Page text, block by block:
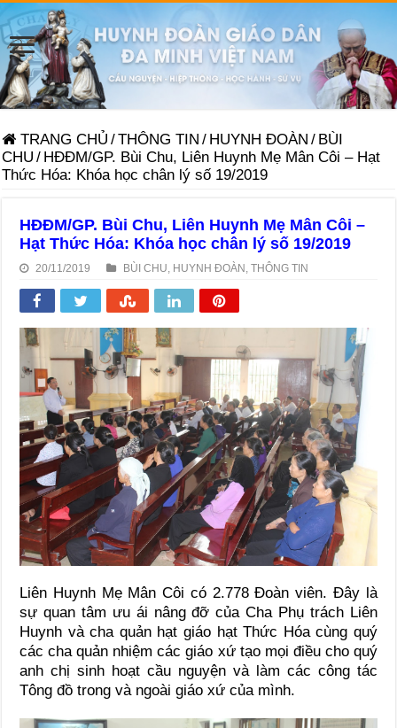
TRANG CHỦ /THÔNG TIN / HUYNH ĐOÀN / BÙI
CHU / HĐĐM/GP. Bùi Chu, Liên Huynh Mẹ Mân Côi – Hạt
Thức Hóa: Khóa học chân lý số 19/2019
HĐĐM/GP. Bùi Chu, Liên Huynh Mẹ Mân Côi –
Hạt Thức Hóa: Khóa học chân lý số 19/2019
20/11/2019 BÙI CHU HUYNH ĐOÀN ,THÔNG TIN
Liên Huynh Mẹ Mân Côi có 2.778 Đoàn viên. Đây là
sự quan tâm ưu ái nâng đỡ của Cha Phụ trách Liên
Huynh và cha quản hạt giáo hạt Thức Hóa cùng quý
các cha quản nhiệm các giáo xứ tạo mọi điều cho quý
anh chị sinh hoạt cầu nguyện và làm các công tác
Tông đồ trong và ngoài giáo xứ của mình.